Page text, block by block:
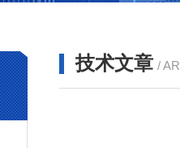
技术文章 /